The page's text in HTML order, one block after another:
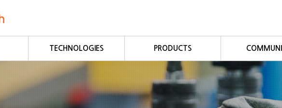
TECHNOLOGIES PRODUCTS
Fieldbus
Profibus
DeviceNet
CC-Link
Autobus
Autoway
Autoio
공지사항
자료실
자주묻는